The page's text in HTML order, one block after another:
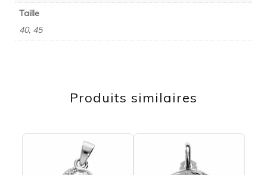
Taille
40, 45
Produits similaires